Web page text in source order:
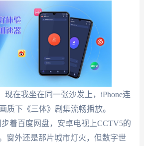
现在我坐在同一张沙发上，iPhone连
质下《三体》剧集流畅播放。
步着百度网盘，安卓电视上CCTV5的
窗外还是那片城市灯火，但数字世